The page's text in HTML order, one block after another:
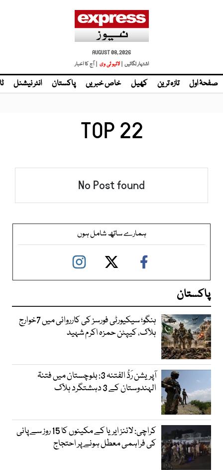
AUGUST 08, 2026
اشتہار لگائیں | لائیو ٹی وی | آج کا اخبار
صفحۂ اول تازہ ترین کھیل خاص خبریں پاکستان انٹر نیشنل
TOP 22
No Post found
ہمارے ساتھ شامل ہوں
پاکستان
ہنگو؛ سیکیورٹی فورسز کی کارروائی میں 7خوارج
ہلاک، کیپٹن حمزہ اکرم شہید
آپریشن رَدُّ الفتنہ 3: بلوچستان میں فتنۃ
الہندوستان کے 3 دہشتگرد ہلاک
کراچی: لائنز ایریا کے مکینوں کا 15 روز سے پانی
کی فراہمی معطل ہونے پر احتجاج